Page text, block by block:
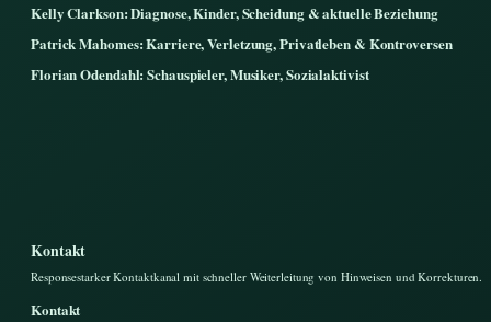
Kelly Clarkson: Diagnose, Kinder, Scheidung & aktuelle Beziehung
Patrick Mahomes: Karriere, Verletzung, Privatleben & Kontroversen
Florian Odendahl: Schauspieler, Musiker, Sozialaktivist
Kontakt
Responsestarker Kontaktkanal mit schneller Weiterleitung von Hinweisen und Korrekturen.
Kontakt